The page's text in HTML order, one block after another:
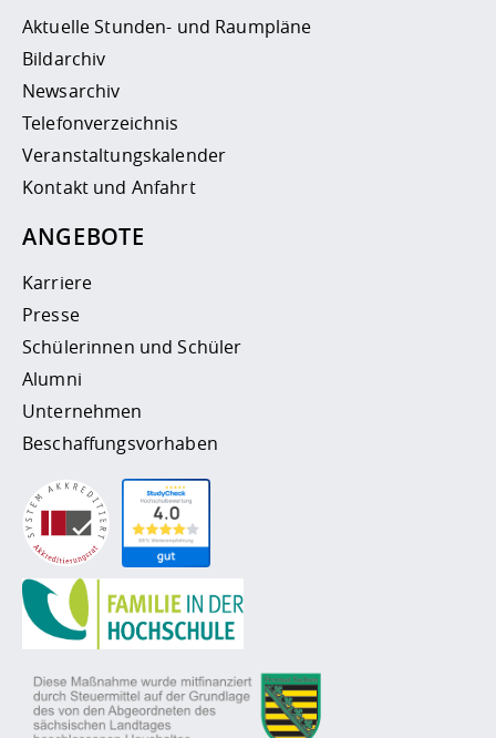
Aktuelle Stunden- und Raumpläne
Bildarchiv
Newsarchiv
Telefonverzeichnis
Veranstaltungskalender
Kontakt und Anfahrt
ANGEBOTE
Karriere
Presse
Schülerinnen und Schüler
Alumni
Unternehmen
Beschaffungsvorhaben